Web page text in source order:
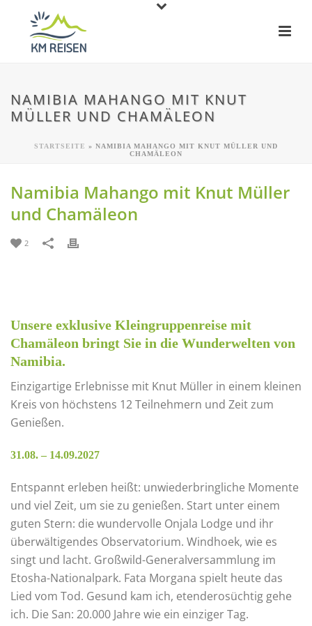
NAMIBIA MAHANGO MIT KNUT
MÜLLER UND CHAMÄLEON
STARTSEITE » NAMIBIA MAHANGO MIT KNUT MÜLLER UND
CHAMÄLEON
Namibia Mahango mit Knut Müller
und Chamäleon
2
Unsere exklusive Kleingruppenreise mit
Chamäleon bringt Sie in die Wunderwelten von
Namibia.
Einzigartige Erlebnisse mit Knut Müller in einem kleinen
Kreis von höchstens 12 Teilnehmern und Zeit zum
Genießen.
31.08. – 14.09.2027
Entspannt erleben heißt: unwiederbringliche Momente
und viel Zeit, um sie zu genießen. Start unter einem
guten Stern: die wundervolle Onjala Lodge und ihr
überwältigendes Observatorium. Windhoek, wie es
singt und lacht. Großwild-Generalversammlung im
Etosha-Nationalpark. Fata Morgana spielt heute das
Lied vom Tod. Gesund kam ich, etenderosüchtig gehe
ich. Die San: 20.000 Jahre wie ein einziger Tag.